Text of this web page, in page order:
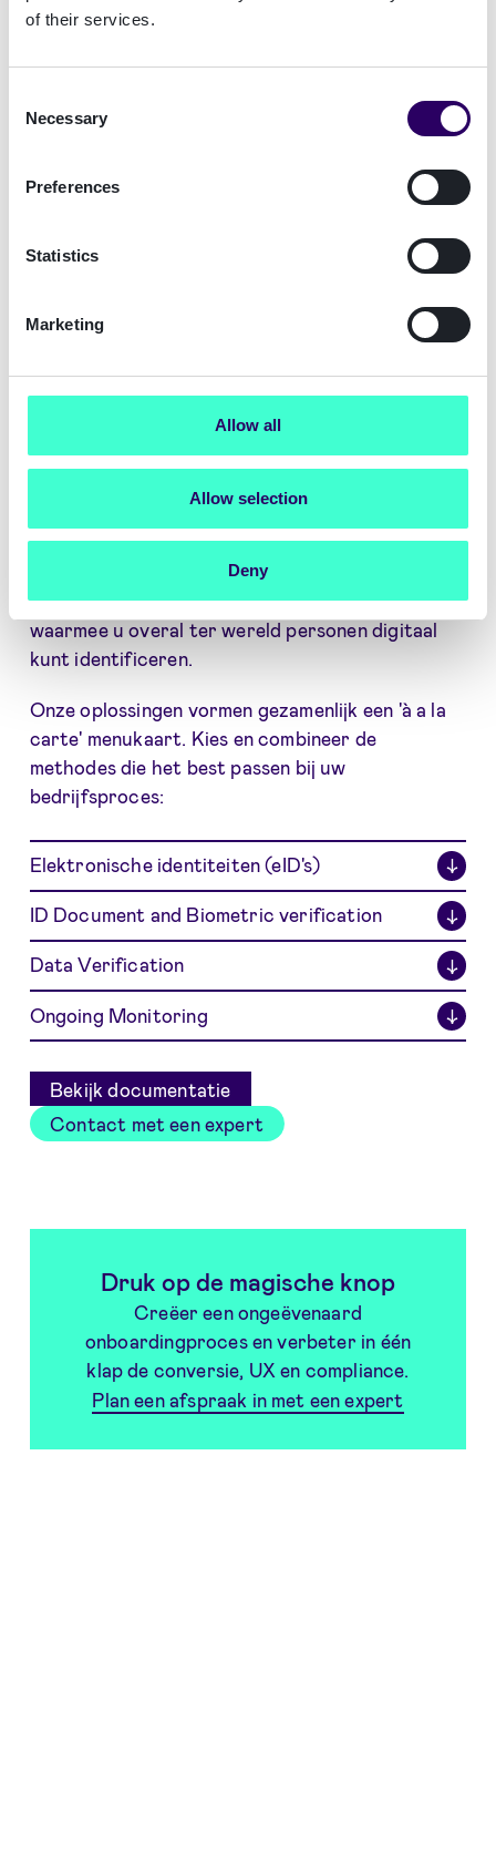
of their services.
Selection
Necessary
Preferences
Statistics
Marketing
Allow all
Allow selection
Deny
Bij online identificatie moet u verifiëren of een
persoon is wie hij of zij claimt te zijn. Signicat
biedt verschillende identificatiemethodes
waarmee u overal ter wereld personen digitaal
kunt identificeren.
Onze oplossingen vormen gezamenlijk een 'à a la
carte' menukaart. Kies en combineer de
methodes die het best passen bij uw
bedrijfsproces:
Elektronische identiteiten (eID's) ↓
ID Document and Biometric verification ↓
Data Verification ↓
Ongoing Monitoring ↓
Bekijk documentatie
Contact met een expert
Druk op de magische knop
Creëer een ongeëvenaard
onboardingproces en verbeter in één
klap de conversie, UX en compliance.
Plan een afspraak in met een expert